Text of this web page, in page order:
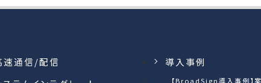
速通信/配信
導入事例
【BroadSign導入事例】